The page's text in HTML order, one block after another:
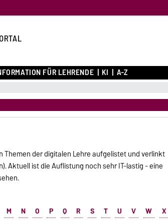
FÜR LEHRENDE KI A-Z
der digitalen Lehre aufgelistet und verlinkt
Aktuell ist die Auflistung noch sehr IT-lastig - eine
M N O P Q R S T U V W
X